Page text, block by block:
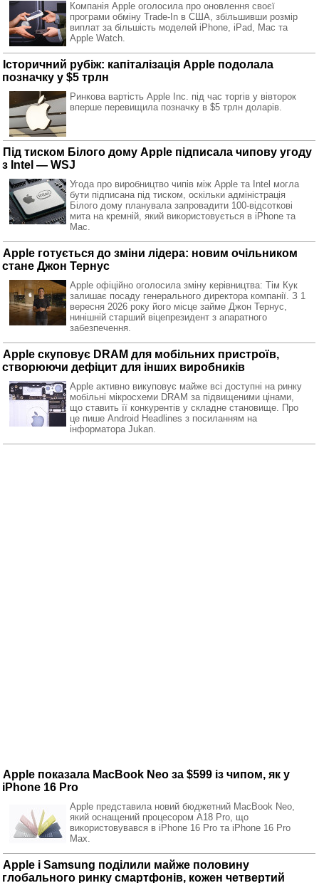
Компанія Apple оголосила про оновлення своєї
програми обміну Trade-In в США, збільшивши розмір
виплат за більшість моделей iPhone, iPad, Mac та
Apple Watch.
Історичний рубіж: капіталізація Apple подолала
позначку у $5 трлн
Ринкова вартість Apple Inc. під час торгів у вівторок
вперше перевищила позначку в $5 трлн доларів.
Під тиском Білого дому Apple підписала чипову угоду
з Intel — WSJ
Угода про виробництво чипів між Apple та Intel могла
бути підписана під тиском, оскільки адміністрація
Білого дому планувала запровадити 100-відсоткові
мита на кремній, який використовується в iPhone та
Mac.
Apple готується до зміни лідера: новим очільником
стане Джон Тернус
Apple офіційно оголосила зміну керівництва: Тім Кук
залишає посаду генерального директора компанії. З 1
вересня 2026 року його місце займе Джон Тернус,
нинішній старший віцепрезидент з апаратного
забезпечення.
Apple скуповує DRAM для мобільних пристроїв,
створюючи дефіцит для інших виробників
Apple активно викуповує майже всі доступні на ринку
мобільні мікросхеми DRAM за підвищеними цінами,
що ставить її конкурентів у складне становище. Про
це пише Android Headlines з посиланням на
інформатора Jukan.
Apple показала MacBook Neo за $599 із чипом, як у
iPhone 16 Pro
Apple представила новий бюджетний MacBook Neo,
який оснащений процесором A18 Pro, що
використовувався в iPhone 16 Pro та iPhone 16 Pro
Max.
Apple і Samsung поділили майже половину
глобального ринку смартфонів, кожен четвертий